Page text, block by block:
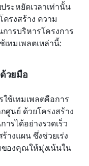
ระหยัดเวลาเท่านั้น
รงสร้าง ความ
ารบริหารโครงการ
ทมเพลตเหล่านี้:
วยมือ
ช้เทมเพลตคือการ
ศูนย์ ด้วยโครงสร้าง
รได้อย่างรวดเร็ว
างแผน ซึ่งช่วยเร่ง
องคุณให้มุ่งเน้นใน